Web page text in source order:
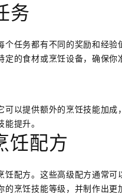
务
任务都有不同的奖励和经验
的食材或烹饪设备，确保你
以提供额外的烹饪技能加
提升。
饪配方
配方。这些高级配方通常
烹饪技能等级，并制作出更